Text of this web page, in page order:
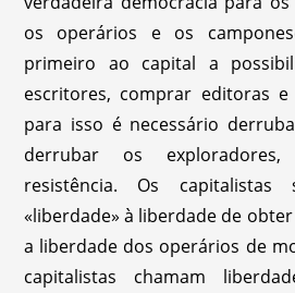
os operários e os
primeiro ao capital a
escritores, comprar editoras
para isso é necessário
derrubar os
resistência. Os capitalistas
«liberdade» à liberdade de
a liberdade dos operários de
capitalistas chamam